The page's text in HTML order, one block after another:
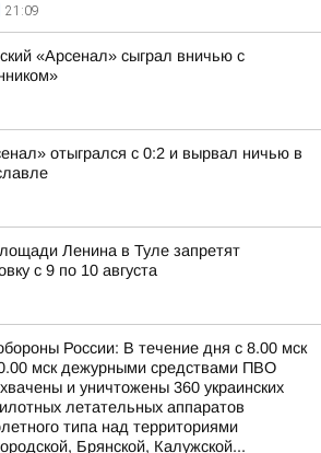
21:09
«Арсенал» сыграл вничью с
отыгрался с 0:2 и вырвал ничью в
Ленина в Туле запретят
с 9 по 10 августа
России: В течение дня с 8.00 мск
мск дежурными средствами ПВО
и уничтожены 360 украинских
летательных аппаратов
типа над территориями
Брянской, Калужской...